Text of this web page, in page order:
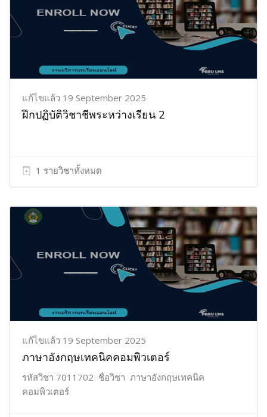
แก้ไขแล้ว 19 September 2025
ฝึกปฏิบัติวิชาชีพระหว่างเรียน 2
1 รายวิชาทั้งหมด
แก้ไขแล้ว 19 September 2025
ภาษาอังกฤษเทคนิคคอมพิวเตอร์
รหัสวิชา 7011702 ชื่อวิชา ภาษาอังกฤษเทคนิค
คอมพิวเตอร์